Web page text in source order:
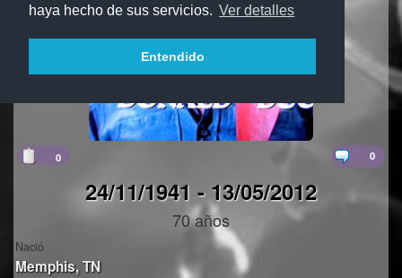
haya hecho de sus servicios. Ver detalles
Entendido
0 0
24/11/1941 - 13/05/2012
70 años
Nació
Memphis, TN